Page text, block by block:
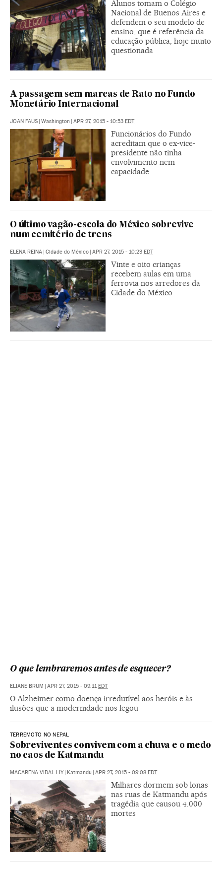
Alunos tomam o Colégio
Nacional de Buenos Aires e
defendem o seu modelo de
ensino, que é referência da
educação pública, hoje muito
questionada
A passagem sem marcas de Rato no Fundo
Monetário Internacional
JOAN FAUS | Washington | APR 27, 2015 - 10:53 EDT
Funcionários do Fundo
acreditam que o ex-vice-
presidente não tinha
envolvimento nem
capacidade
O último vagão-escola do México sobrevive
num cemitério de trens
ELENA REINA | Cidade do México | APR 27, 2015 - 10:23 EDT
Vinte e oito crianças
recebem aulas em uma
ferrovia nos arredores da
Cidade do México
O que lembraremos antes de esquecer?
ELIANE BRUM | APR 27, 2015 - 09:11EDT
O Alzheimer como doença irredutível aos heróis e às
ilusões que a modernidade nos legou
TERREMOTO NO NEPAL
Sobreviventes convivem com a chuva e o medo
no caos de Katmandu
MACARENA VIDAL LIY | Katmandu | APR 27, 2015 - 09:08 EDT
Milhares dormem sob lonas
nas ruas de Katmandu após
tragédia que causou 4.000
mortes